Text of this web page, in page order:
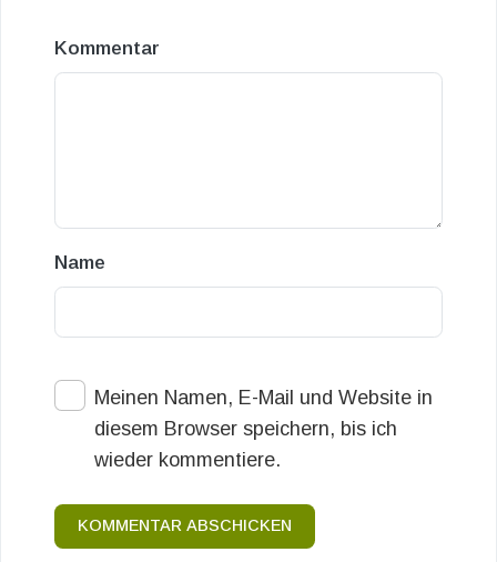
Kommentar
Name
Meinen Namen, E-Mail und Website in
diesem Browser speichern, bis ich
wieder kommentiere.
KOMMENTAR ABSCHICKEN